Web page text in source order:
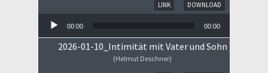
DOWNLOAD
LINK
00:00 00:00
2026-01-10_Intimität mit Vater und Sohn
(Helmut Deschner)